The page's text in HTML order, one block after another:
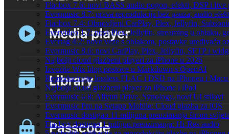
Flacbox 7.6: novi BASS audio pogon, efekti, DSP i live
Evermusic 8.7: prava reprodukcija bez pauza, audio
Flacbox 7.4: Obnovljeni CarPlay, Plex, Jellyfin,
Evervideo 1.7: novi Plex, Jellyfin, streaming u oblaku,
Evertag 4.2: nove veze s oblakom, postavke uređivača
Evermusic 8.6: novi CarPlay, Plex, Jellyfin, SFTP i
Najbolji cloud glazbeni playeri za iPhone u 2026
Izvezite Wix blog postove u Markdown s OpenAI
Reproducirajte lossless FLAC i DSD na iPhoneu i
Najbolji cloud glazbeni player za iPhone i iPad
Evermusic 6.8: Aliyun Drive, Synology, novi UI stilovi
Evermusic Pro na Setapp Mobile: Cloud glazba za iOS
Evermusic dostigao 11 milijuna preuzimanja širom
Flacbox dostigao 1 milijun preuzimanja: Hi-Res audio